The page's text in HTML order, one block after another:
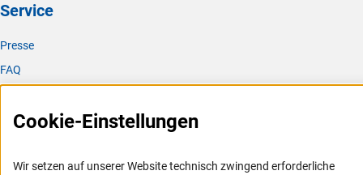
Service
Presse
FAQ
Logo und Corporate Design
Compliance
Cookie-Einstellungen
Wir setzen auf unserer Website technisch zwingend erforderliche